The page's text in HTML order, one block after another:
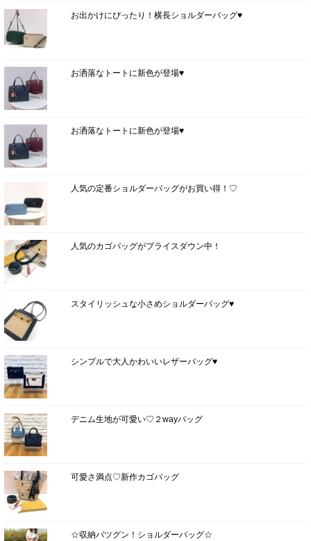
お出かけにぴったり！横長ショルダーバッグ♥
お洒落なトートに新色が登場♥
お洒落なトートに新色が登場♥
人気の定番ショルダーバッグがお買い得！♡
人気のカゴバッグがプライスダウン中！
スタイリッシュな小さめショルダーバッグ♥
シンプルで大人かわいいレザーバッグ♥
デニム生地が可愛い♡２wayバッグ
可愛さ満点♡新作カゴバッグ
☆収納バツグン！ショルダーバッグ☆